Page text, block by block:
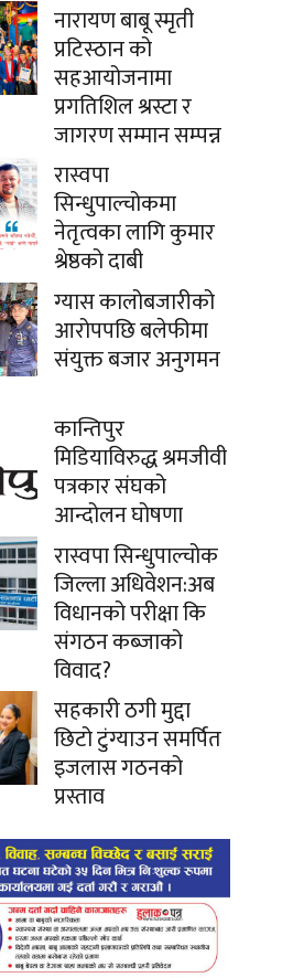
नारायण बाबू स्मृती
प्रटिस्ठान को
सहआयोजनामा
प्रगतिशिल श्रस्टा र
जागरण सम्मान सम्पन्न
रास्वपा
सिन्धुपाल्चोकमा
नेतृत्वका लागि कुमार
श्रेष्ठको दाबी
ग्यास कालोबजारीको
आरोपपछि बलेफीमा
संयुक्त बजार अनुगमन
कान्तिपुर
मिडियाविरुद्ध श्रमजीवी
पत्रकार संघको
आन्दोलन घोषणा
रास्वपा सिन्धुपाल्चोक
जिल्ला अधिवेशन:अब
विधानको परीक्षा कि
संगठन कब्जाको
विवाद?
सहकारी ठगी मुद्दा
छिटो टुंग्याउन समर्पित
इजलास गठनको
प्रस्ताव